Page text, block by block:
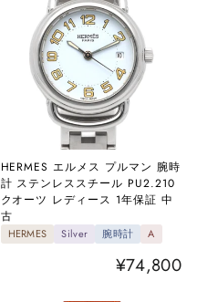
HERMES エルメス プルマン 腕時
計 ステンレススチール PU2.210
クオーツ レディース 1年保証 中
古
HERMES Silver 腕時計 A
¥74,800